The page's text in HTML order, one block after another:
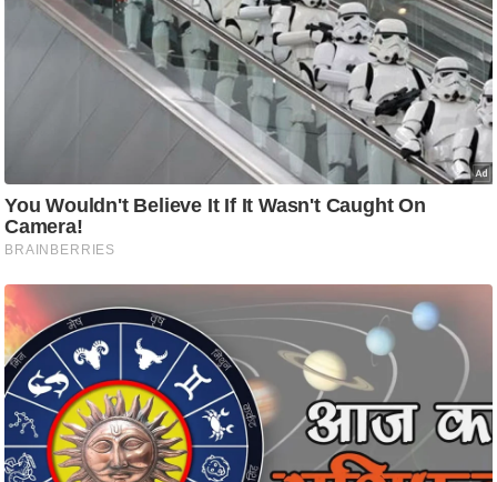
ष
स
यि
क
मा
तृ
भू
मि
स्तं
भ
ए
म